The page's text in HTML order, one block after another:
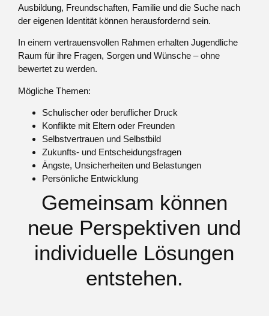
Ausbildung, Freundschaften, Familie und die Suche nach
der eigenen Identität können herausfordernd sein.
In einem vertrauensvollen Rahmen erhalten Jugendliche
Raum für ihre Fragen, Sorgen und Wünsche – ohne
bewertet zu werden.
Mögliche Themen:
Schulischer oder beruflicher Druck
Konflikte mit Eltern oder Freunden
Selbstvertrauen und Selbstbild
Zukunfts- und Entscheidungsfragen
Ängste, Unsicherheiten und Belastungen
Persönliche Entwicklung
Gemeinsam können
neue Perspektiven und
individuelle Lösungen
entstehen.